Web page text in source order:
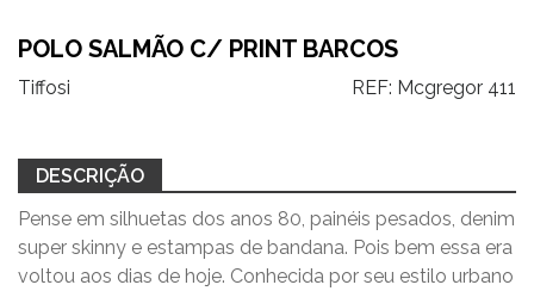
POLO SALMÃO C/ PRINT BARCOS
Tiffosi REF: Mcgregor 411
DESCRIÇÃO
Pense em silhuetas dos anos 80, painéis pesados, denim
super skinny e estampas de bandana. Pois bem essa era
voltou aos dias de hoje. Conhecida por seu estilo urbano